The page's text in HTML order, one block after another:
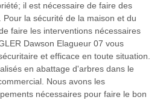
il est nécessaire de faire des
la sécurité de la maison et du
faire les interventions nécessaires
Dawson Elagueur 07 vous
et efficace en toute situation.
en abattage d'arbres dans le
Nous avons les
nécessaires pour faire le bon